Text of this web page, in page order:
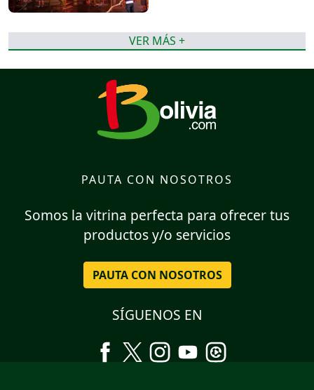
VER MÁS +
PAUTA CON NOSOTROS
Somos la vitrina perfecta para ofrecer tus
productos y/o servicios
PAUTA CON NOSOTROS
SÍGUENOS EN